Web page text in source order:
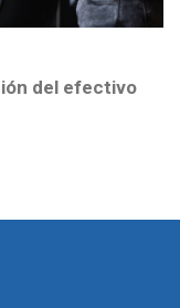
del efectivo